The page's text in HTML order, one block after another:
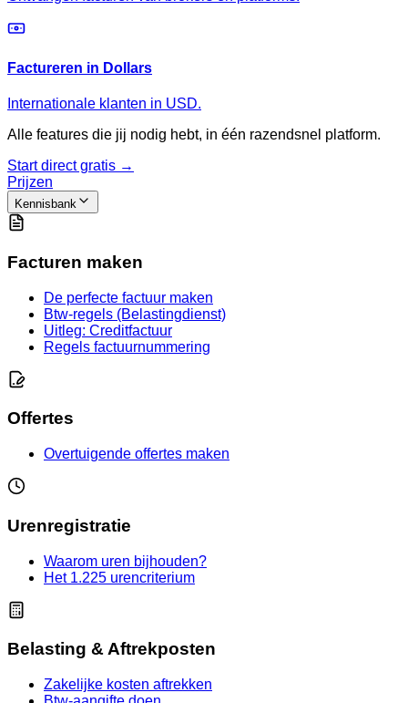
Factureren in Dollars
Internationale klanten in USD.
Alle features die jij nodig hebt, in één razendsnel platform.
Start direct gratis →
Prijzen
Kennisbank
Facturen maken
De perfecte factuur maken
Btw-regels (Belastingdienst)
Uitleg: Creditfactuur
Regels factuurnummering
Offertes
Overtuigende offertes maken
Urenregistratie
Waarom uren bijhouden?
Het 1.225 urencriterium
Belasting & Aftrekposten
Zakelijke kosten aftrekken